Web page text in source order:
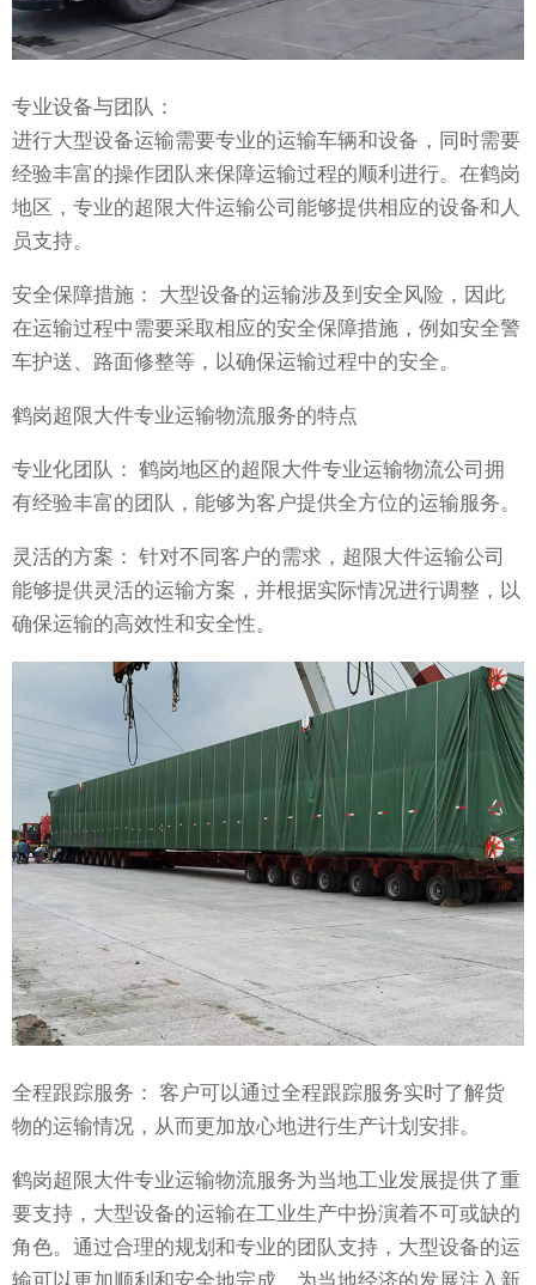
专业设备与团队：
进行大型设备运输需要专业的运输车辆和设备，同时需要
经验丰富的操作团队来保障运输过程的顺利进行。在鹤岗
地区，专业的超限大件运输公司能够提供相应的设备和人
员支持。
安全保障措施： 大型设备的运输涉及到安全风险，因此
在运输过程中需要采取相应的安全保障措施，例如安全警
车护送、路面修整等，以确保运输过程中的安全。
鹤岗超限大件专业运输物流服务的特点
专业化团队： 鹤岗地区的超限大件专业运输物流公司拥
有经验丰富的团队，能够为客户提供全方位的运输服务。
灵活的方案： 针对不同客户的需求，超限大件运输公司
能够提供灵活的运输方案，并根据实际情况进行调整，以
确保运输的高效性和安全性。
全程跟踪服务： 客户可以通过全程跟踪服务实时了解货
物的运输情况，从而更加放心地进行生产计划安排。
鹤岗超限大件专业运输物流服务为当地工业发展提供了重
要支持，大型设备的运输在工业生产中扮演着不可或缺的
角色。通过合理的规划和专业的团队支持，大型设备的运